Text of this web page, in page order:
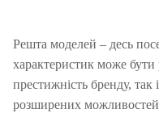
Решта моделей – десь
характеристик може бути
престижність бренду, так
розширених можливостей